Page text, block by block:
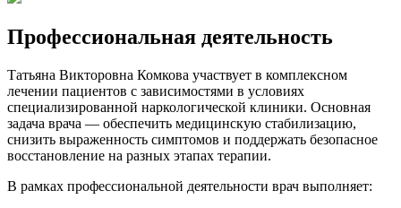
Профессиональная деятельность
Татьяна Викторовна Комкова участвует в комплексном
лечении пациентов с зависимостями в условиях
специализированной наркологической клиники. Основная
задача врача — обеспечить медицинскую стабилизацию,
снизить выраженность симптомов и поддержать безопасное
восстановление на разных этапах терапии.
В рамках профессиональной деятельности врач выполняет: